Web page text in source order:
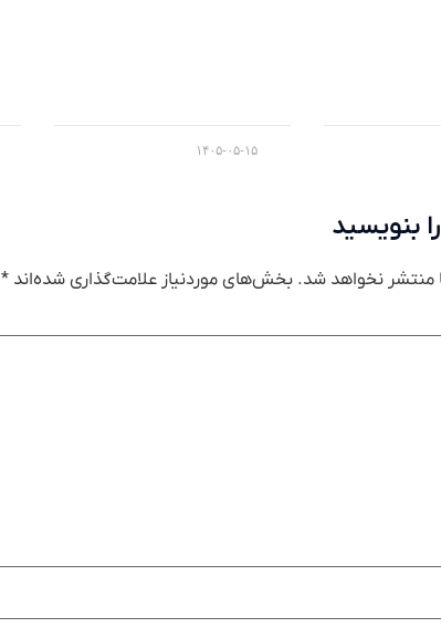
۱۴۰۵-۰۵-۱۵
بنویسید
منتشر نخواهد شد. بخش‌های موردنیاز علامت‌گذاری شده‌اند *